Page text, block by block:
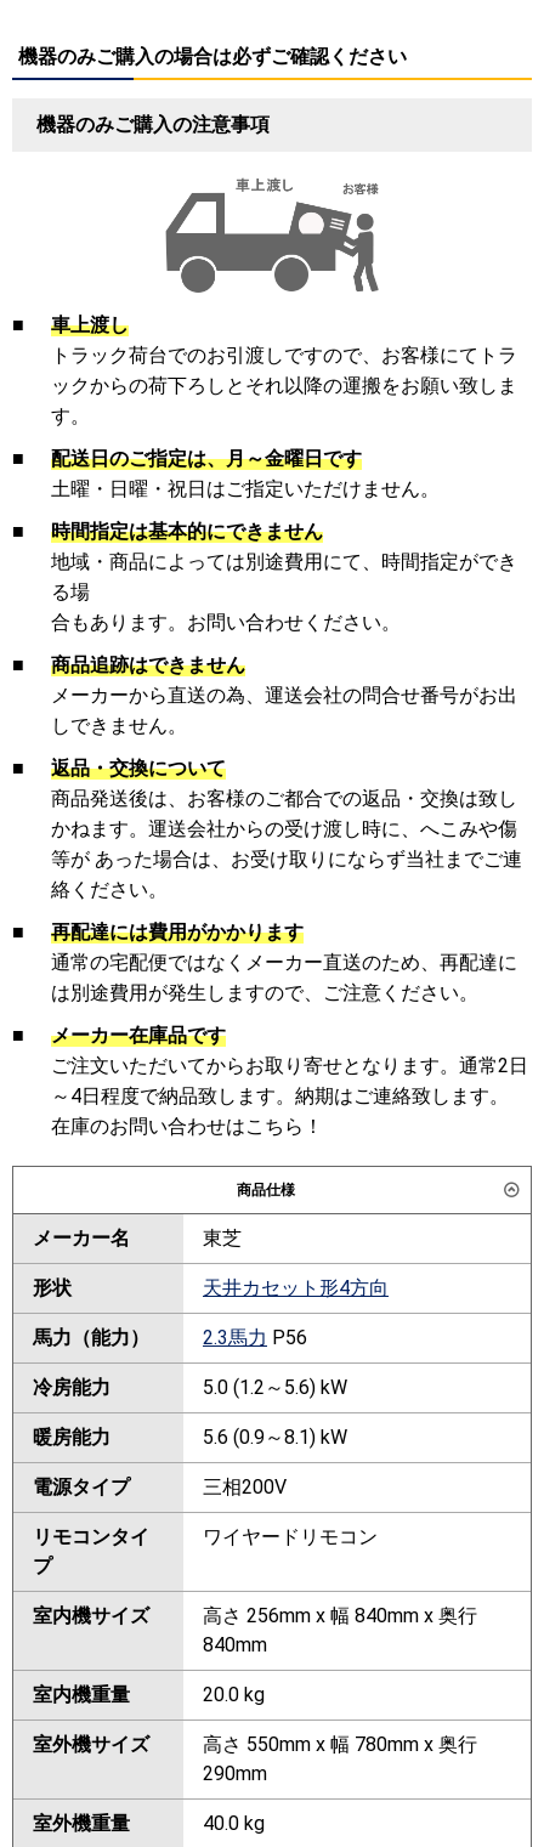
機器のみご購入の場合は必ずご確認ください
機器のみご購入の注意事項
■
車上渡し
トラック荷台でのお引渡しですので、お客様にてトラ
ックからの荷下ろしとそれ以降の運搬をお願い致しま
す。
■
配送日のご指定は、月～金曜日です
土曜・日曜・祝日はご指定いただけません。
■
時間指定は基本的にできません
地域・商品によっては別途費用にて、時間指定ができ
る場
合もあります。お問い合わせください。
■
商品追跡はできません
メーカーから直送の為、運送会社の問合せ番号がお出
しできません。
■
返品・交換について
商品発送後は、お客様のご都合での返品・交換は致し
かねます。運送会社からの受け渡し時に、へこみや傷
等が あった場合は、お受け取りにならず当社までご連
絡ください。
■
再配達には費用がかかります
通常の宅配便ではなくメーカー直送のため、再配達に
は別途費用が発生しますので、ご注意ください。
■
メーカー在庫品です
ご注文いただいてからお取り寄せとなります。通常2日
～4日程度で納品致します。納期はご連絡致します。
在庫のお問い合わせはこちら！
商品仕様
メーカー名 東芝
形状 天井カセット形4方向
馬力（能力） 2.3馬力 P56
冷房能力 5.0 (1.2～5.6) kW
暖房能力 5.6 (0.9～8.1) kW
電源タイプ 三相200V
リモコンタイ
プ
ワイヤードリモコン
室内機サイズ
高さ 256mm x 幅 840mm x 奥行
840mm
室内機重量 20.0 kg
室外機サイズ
高さ 550mm x 幅 780mm x 奥行
290mm
室外機重量 40.0 kg